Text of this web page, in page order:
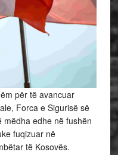
për të avancuar
Forca e Sigurisë së
mëdha edhe në fushën
fuqizuar në
të Kosovës.